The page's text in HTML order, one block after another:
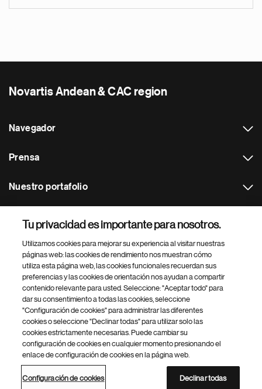
Novartis Andean & CAC region
Navegador
Prensa
Nuestro portafolio
Footer Site Search
inferior
del
© 2026 Novartis AG
Política de privacidad Términos de uso
Accesibilidad
Configuración de cookies
Mapa del sitio
Tu privacidad es importante para nosotros.
Utilizamos cookies para mejorar su experiencia al visitar nuestras
páginas web: las cookies de rendimiento nos muestran cómo
utiliza esta página web, las cookies funcionales recuerdan sus
preferencias y las cookies de orientación nos ayudan a compartir
contenido relevante para usted. Seleccione: "Aceptar todo" para
dar su consentimiento a todas las cookies, seleccione
"Configuración de cookies" para administrar las diferentes
cookies o seleccione "Declinar todas" para utilizar solo las
cookies estrictamente necesarias. Puede cambiar su
configuración de cookies en cualquier momento presionando el
enlace de configuración de cookies en la página web.
Configuración de cookies Declinar todas